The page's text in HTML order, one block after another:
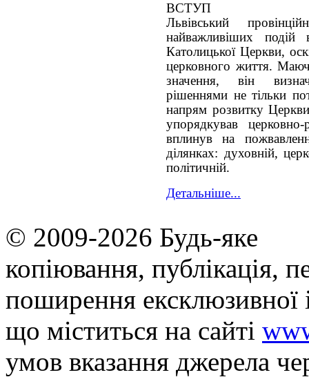
ВСТУП
Львівський
найважливіших подій
Католицької Церкви,
церковного життя.
значення, він
рішеннями не тільки
напрям розвитку
упорядкував церковно-
вплинув на
ділянках: духовній,
політичній.
Детальніше...
© 2009-2026 Будь-яке
копiювання, публiкацiя,
поширення
що мiститься на сайті
умов вказання джерела